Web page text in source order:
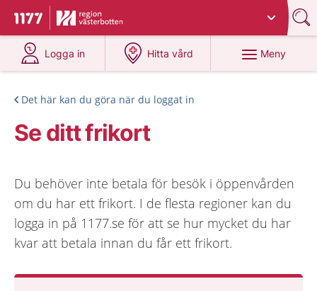
Till startsidan för 1177
Du har valt region
Logga in
på 1177.se
Hitta vård
på 1177.se
Meny
Det här kan du göra när du loggat in
Se ditt frikort
Du behöver inte betala för besök i öppenvården
om du har ett frikort. I de flesta regioner kan du
logga in på 1177.se för att se hur mycket du har
kvar att betala innan du får ett frikort.